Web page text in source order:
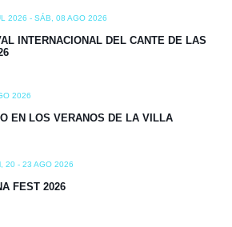
2026 - SÁB, 08 AGO 2026
INTERNACIONAL DEL CANTE DE LAS
2026
EN LOS VERANOS DE LA VILLA
20 - 23 AGO 2026
FEST 2026